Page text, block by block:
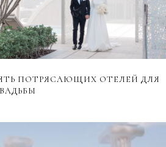
ПОТРЯСАЮЩИХ ОТЕЛЕЙ ДЛЯ